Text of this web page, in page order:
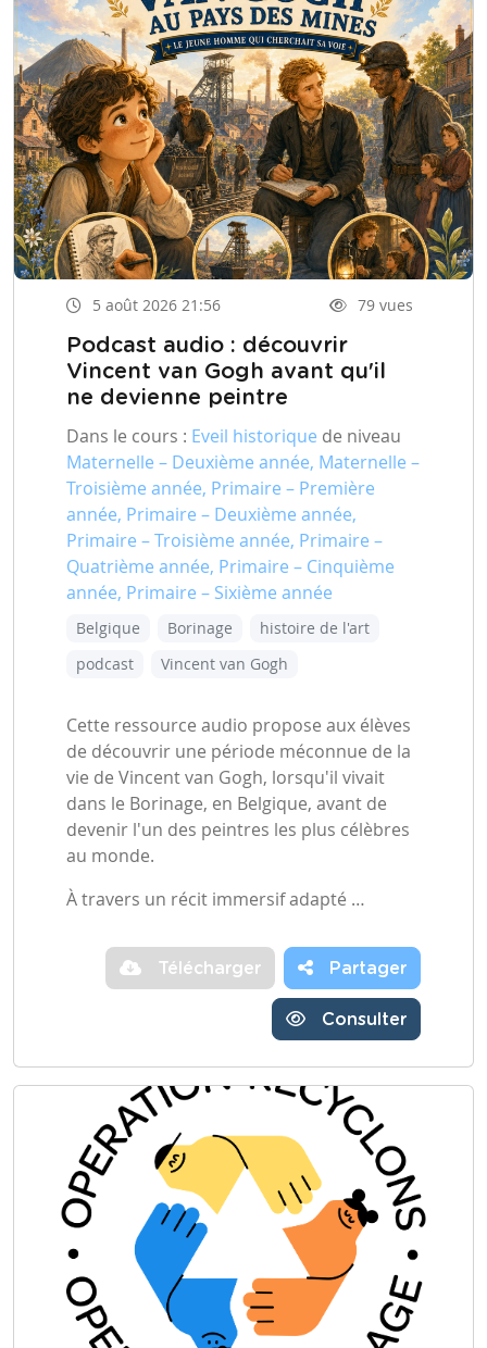
5 août 2026 21:56 79 vues
Podcast audio : découvrir
Vincent van Gogh avant qu'il
ne devienne peintre
Dans le cours : Eveil historique de niveau
Maternelle – Deuxième année, Maternelle –
Troisième année, Primaire – Première
année, Primaire – Deuxième année,
Primaire – Troisième année, Primaire –
Quatrième année, Primaire – Cinquième
année, Primaire – Sixième année
Belgique Borinage
histoire de l'art
podcast
Vincent van Gogh
Cette ressource audio propose aux élèves
de découvrir une période méconnue de la
vie de Vincent van Gogh, lorsqu'il vivait
dans le Borinage, en Belgique, avant de
devenir l'un des peintres les plus célèbres
au monde.
À travers un récit immersif adapté …
Télécharger Partager
Consulter